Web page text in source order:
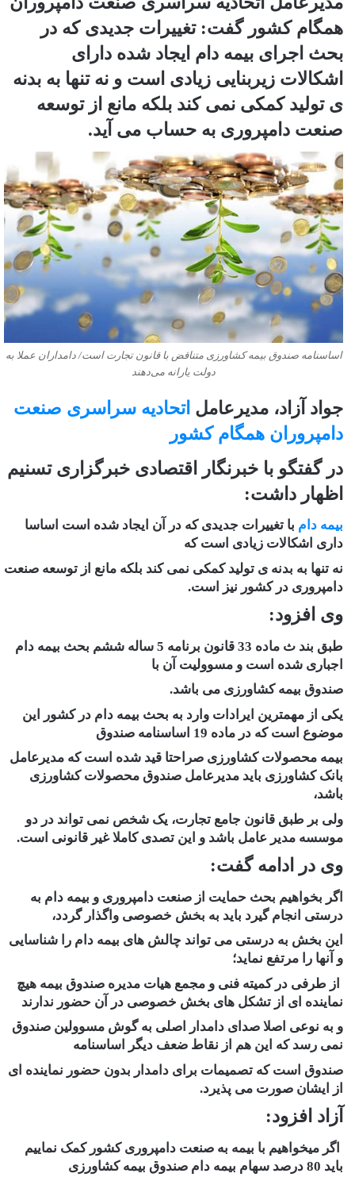
همگام کشور گفت: تغییرات جدیدی که در
بحث اجرای بیمه دام ایجاد شده دارای
اشکالات زیربنایی زیادی است و نه تنها به بدنه
ی تولید کمکی نمی کند بلکه مانع از توسعه
صنعت دامپروری به حساب می آید.
اساسنامه صندوق بیمه کشاورزی متناقض با قانون تجارت است/ دامداران عملا به
دولت یارانه می‌دهند
جواد آزاد، مدیرعامل اتحادیه سراسری صنعت
دامپروران همگام کشور
در گفتگو با خبرنگار اقتصادی خبرگزاری تسنیم
اظهار داشت:
بیمه دام با تغییرات جدیدی که در آن ایجاد شده است اساسا
داری اشکالات زیادی است که
نه تنها به بدنه ی تولید کمکی نمی کند بلکه مانع از توسعه صنعت
دامپروری در کشور نیز است.
وی افزود:
طبق بند ث ماده 33 قانون برنامه 5 ساله ششم بحث بیمه دام
اجباری شده است و مسوولیت آن با
صندوق بیمه کشاورزی می باشد.
یکی از مهمترین ایرادات وارد به بحث بیمه دام در کشور این
موضوع است که در ماده 19 اساسنامه صندوق
بیمه محصولات کشاورزی صراحتا قید شده است که مدیرعامل
بانک کشاورزی باید مدیرعامل صندوق محصولات کشاورزی
باشد،
ولی بر طبق قانون جامع تجارت، یک شخص نمی تواند در دو
موسسه مدیر عامل باشد و این تصدی کاملا غیر قانونی است.
وی در ادامه گفت:
اگر بخواهیم بحث حمایت از صنعت دامپروری و بیمه دام به
درستی انجام گیرد باید به بخش خصوصی واگذار گردد،
این بخش به درستی می تواند چالش های بیمه دام را شناسایی
و آنها را مرتفع نماید؛
از طرفی در کمیته فنی و مجمع هیات مدیره صندوق بیمه هیچ
نماینده ای از تشکل های بخش خصوصی در آن حضور ندارند
و به نوعی اصلا صدای دامدار اصلی به گوش مسوولین صندوق
نمی رسد که این هم از نقاط ضعف دیگر اساسنامه
صندوق است که تصمیمات برای دامدار بدون حضور نماینده ای
از ایشان صورت می پذیرد.
آزاد افزود:
اگر میخواهیم با بیمه به صنعت دامپروری کشور کمک نماییم
باید 80 درصد سهام بیمه دام صندوق بیمه کشاورزی